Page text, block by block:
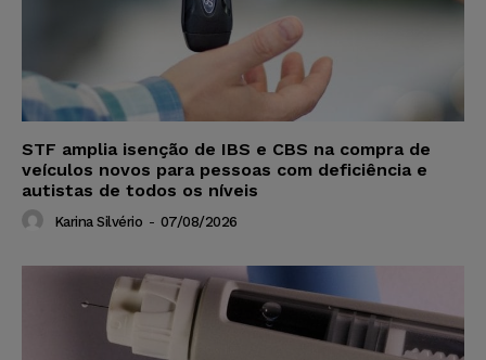
STF amplia isenção de IBS e CBS na compra de
veículos novos para pessoas com deficiência e
autistas de todos os níveis
Karina Silvério - 07/08/2026